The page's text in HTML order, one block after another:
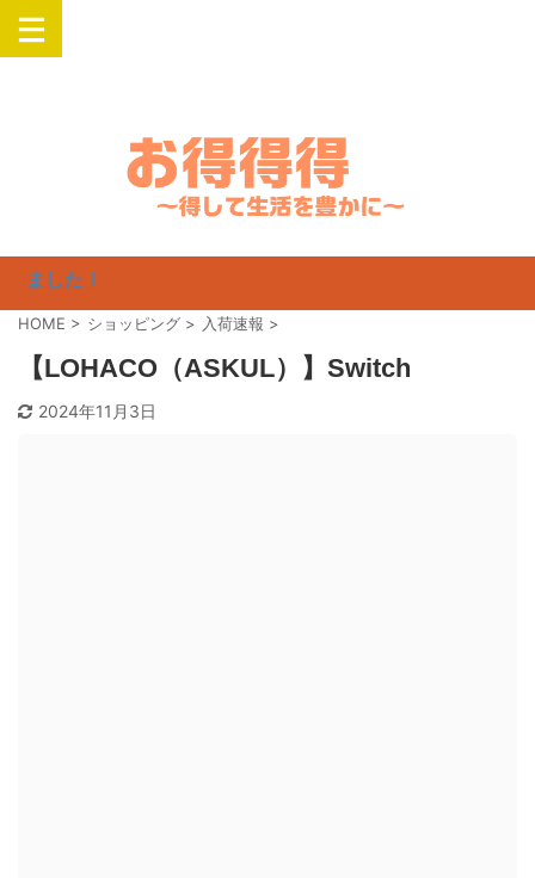
した！
HOME > ショッピング > 入荷速報 >
【LOHACO（ASKUL）】Switch
2024年11月3日